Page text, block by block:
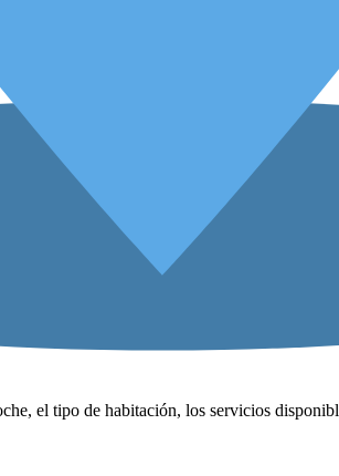
el tipo de habitación, los servicios